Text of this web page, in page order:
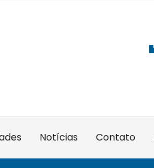
Notícias Contato